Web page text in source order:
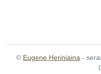
© Eugene Heriniaina -